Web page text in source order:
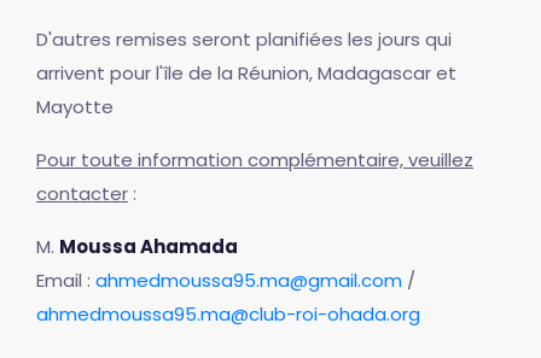
D'autres remises seront planifiées les jours qui
arrivent pour l'île de la Réunion, Madagascar et
Mayotte
Pour toute information complémentaire, veuillez
contacter :
M. Moussa Ahamada
Email : ahmedmoussa95.ma@gmail.com /
ahmedmoussa95.ma@club-roi-ohada.org